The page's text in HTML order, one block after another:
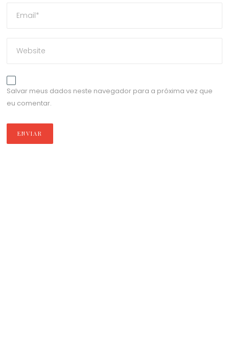
Salvar meus dados neste navegador para a próxima vez que
eu comentar.